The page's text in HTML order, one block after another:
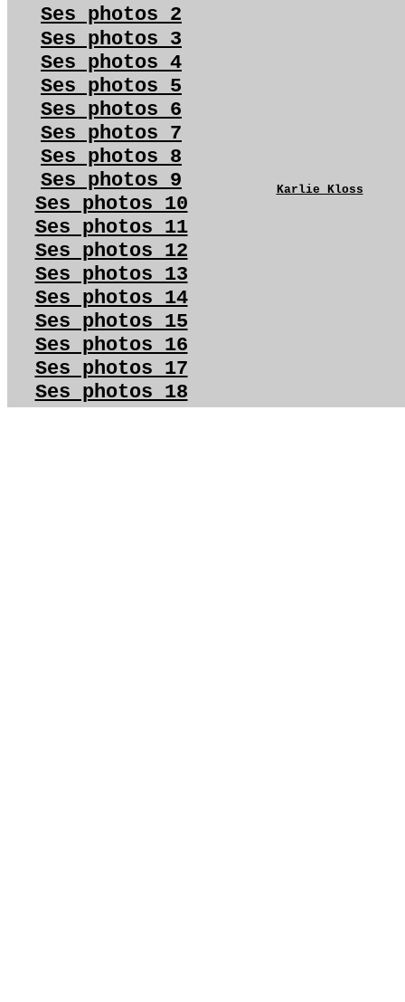
Ses photos 2
Ses photos 3
Ses photos 4
Ses photos 5
Ses photos 6
Ses photos 7
Ses photos 8
Ses photos 9
Ses photos 10
Ses photos 11
Ses photos 12
Ses photos 13
Ses photos 14
Ses photos 15
Ses photos 16
Ses photos 17
Ses photos 18
Karlie Kloss